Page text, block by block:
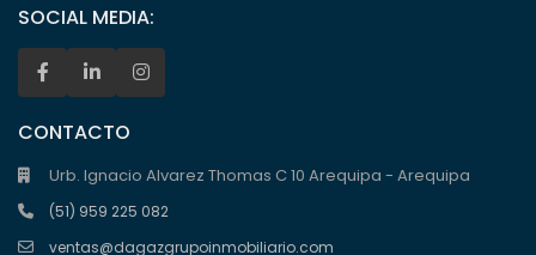
SOCIAL MEDIA:
CONTACTO
Urb. Ignacio Alvarez Thomas C 10 Arequipa - Arequipa
(51) 959 225 082
ventas@dagazgrupoinmobiliario.com